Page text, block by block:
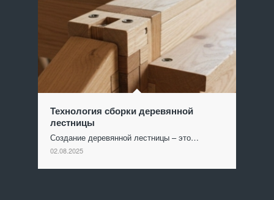
Технология сборки деревянной
лестницы
Создание деревянной лестницы – это…
02.08.2025